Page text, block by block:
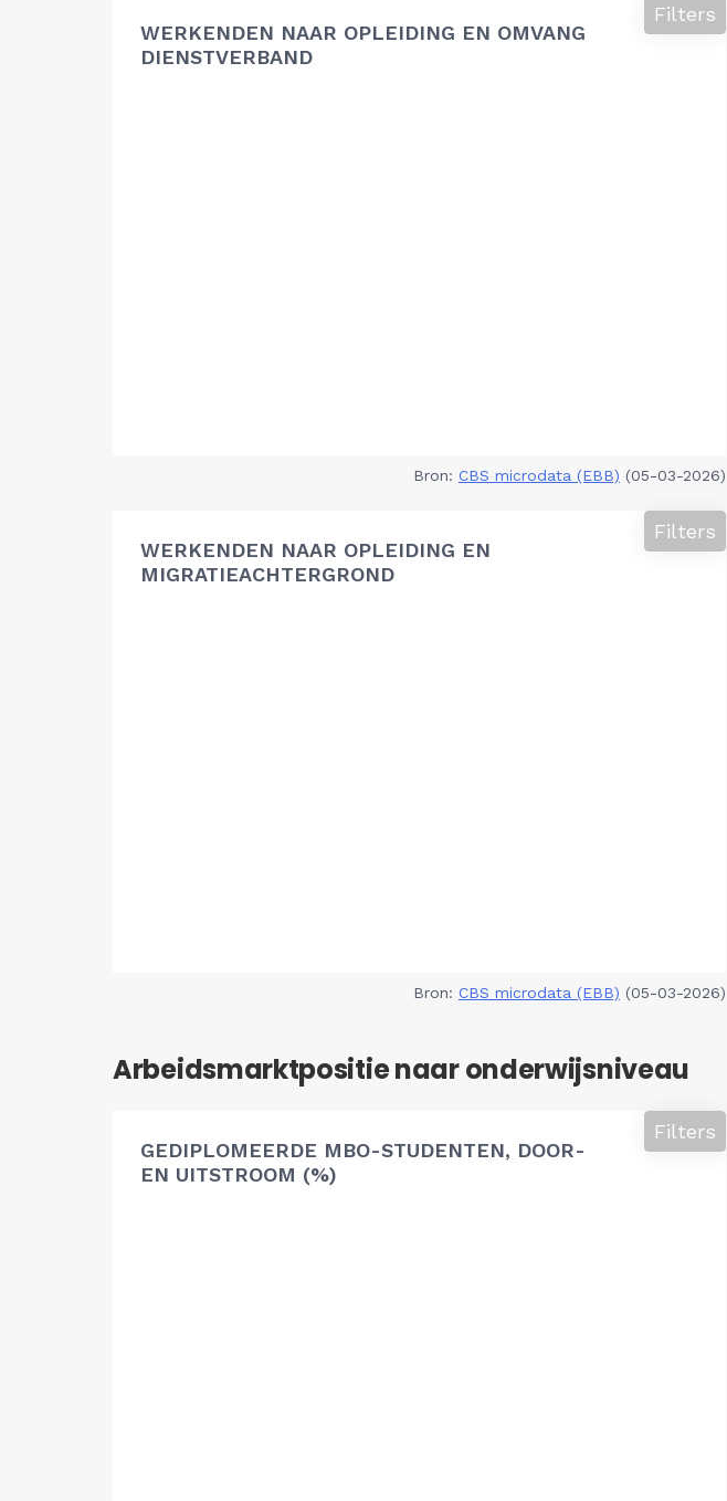
WERKENDEN NAAR OPLEIDING EN OMVANG
DIENSTVERBAND
Filters
Bron: CBS microdata (EBB) (05-03-2026)
WERKENDEN NAAR OPLEIDING EN
MIGRATIEACHTERGROND
Filters
Bron: CBS microdata (EBB) (05-03-2026)
Arbeidsmarktpositie naar onderwijsniveau
GEDIPLOMEERDE MBO-STUDENTEN, DOOR-
EN UITSTROOM (%)
Filters